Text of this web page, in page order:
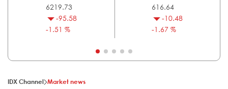
6219.73
-95.58
-1.51 %
616.64
-10.48
-1.67 %
IDX Channel Market news